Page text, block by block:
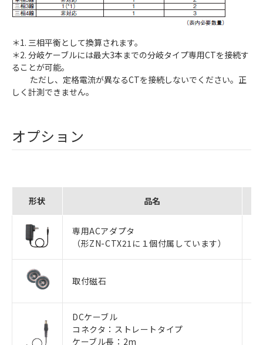
＊1. 三相平衡として換算されます。
＊2. 分岐ケーブルには最大3本までの分岐タイプ専用CTを接続す
ることが可能。
ただし、定格電流が異なるCTを接続しないでください。正
しく計測できません。
オプション
形状 品名
専用ACアダプタ
（形ZN-CTX21に１個付属しています）
取付磁石
DCケーブル
コネクタ：ストレートタイプ
ケーブル長：2m